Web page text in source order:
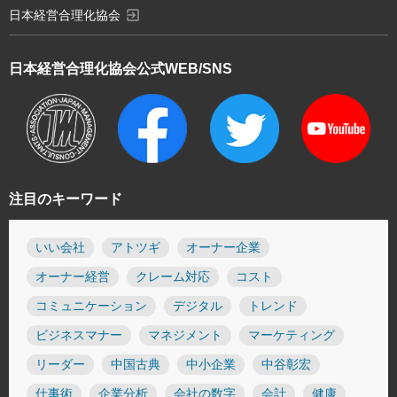
注目のキーワード
いい会社 アトツギ オーナー企業
オーナー経営 クレーム対応 コスト
コミュニケーション デジタル トレンド
ビジネスマナー マネジメント マーケティング
リーダー 中国古典 中小企業 中谷彰宏
仕事術 企業分析 会社の数字 会計 健康
日本経営合理化協会公式WEB/SNS
日本経営合理化協会 exit_to_app